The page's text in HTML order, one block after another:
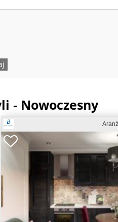
- Nowoczesny